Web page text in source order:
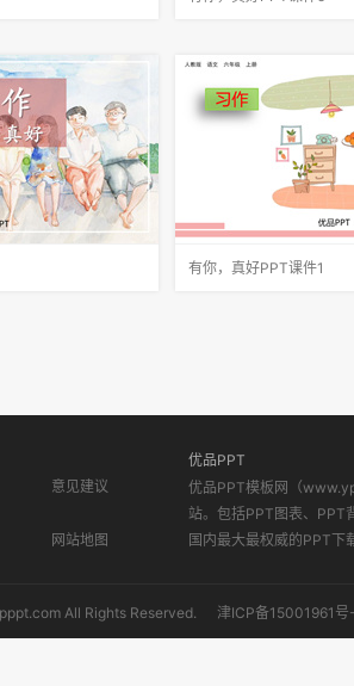
反映了母爱的细腻与
和感激之情。文章的
结尾直抒胸臆，深化
、动作、
看到有你，真好这句话，
得有他真好？哪件事或
深？当时的场景是怎样
有你，真好PPT课件1
意见建议
网站地图
优品PPT
优品PPT模板网（
站。包括PPT图表、PPT
国内最大最权威的PPT下
All Rights Reserved. 津ICP备15001961号